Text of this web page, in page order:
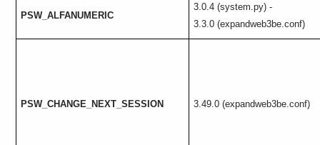
PSW_ALFANUMERIC
3.0.4 (system.py) -
3.3.0 (expandweb3be.conf)
PSW_CHANGE_NEXT_SESSION 3.49.0 (expandweb3be.conf)